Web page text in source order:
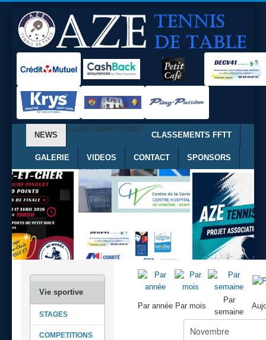
NEWS
CLUBCHAMPIONNAT
CLASSEMENTS FFTT
GALERIE VIDEOS CONTACT SPONSORS
STAGES
COMPETITIONS
Par année Par mois
Par
semaine